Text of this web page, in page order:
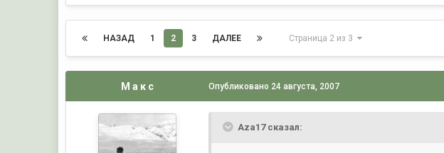
НАЗАД 1 2 3 ДАЛЕЕ Страница 2 из 3
М а к с Опубликовано 24 августа, 2007
Aza17 сказал: